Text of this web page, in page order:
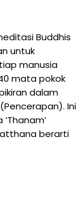
Buddhis
untuk
manusia
mata pokok
dalam
Ini
berarti